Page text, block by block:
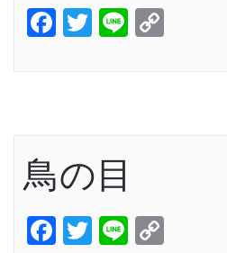
Facebook
Twitter
Line
鳥の目
Facebook
Twitter
Line